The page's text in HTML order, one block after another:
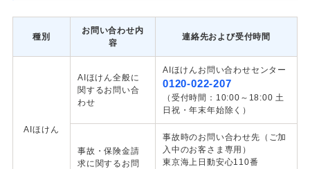
種別
お問い合わせ内
容
連絡先および受付時間
AIほけん
AIほけん全般に
関するお問い合
わせ
AIほけんお問い合わせセンター
0120-022-207
（受付時間：10:00～18:00 土
日祝・年末年始除く）
事故・保険金請
求に関するお問
事故時のお問い合わせ先（ご加
入中のお客さま専用）
東京海上日動安心110番